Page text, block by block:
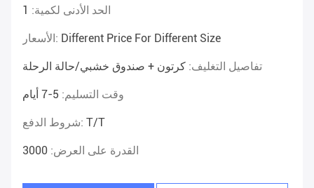
الحد الأدنى لكمية: 1
الأسعار: Different Price For Different Size
تفاصيل التغليف: كرتون + صندوق خشبي/حالة الرحلة
وقت التسليم: 5-7 أيام
شروط الدفع: T/T
القدرة على العرض: 3000